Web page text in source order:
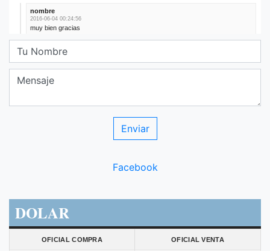
Facebook
DOLAR
OFICIAL COMPRA OFICIAL VENTA